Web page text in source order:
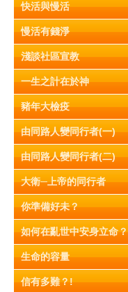
快活與慢活
慢活有錢淨
淺談社區宣教
一生之計在於神
豬年大檢疫
由同路人變同行者(一)
由同路人變同行者(二)
大衛─上帝的同行者
你準備好未？
如何在亂世中安身立命？
生命的容量
信有多難？!